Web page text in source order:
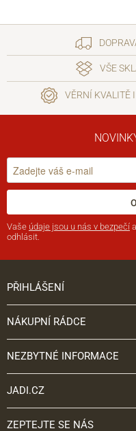
VŠE
VĚRNÍ KVALITĚ
Vaše údaje jsou u nás v bezpečí
odhlásit.
PŘIHLÁŠENÍ
NÁKUPNÍ RÁDCE
NEZBYTNÉ INFORMACE
JADI.CZ
ZEPTEJTE SE NÁS